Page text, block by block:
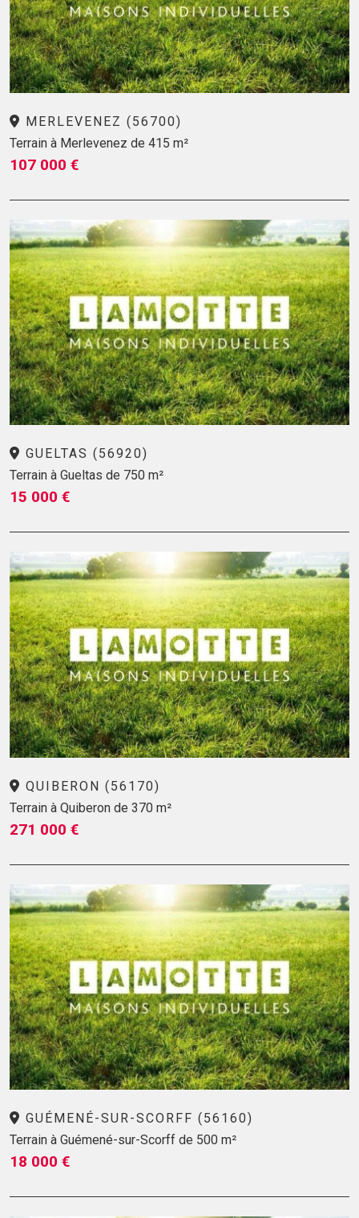
MERLEVENEZ (56700)
Terrain à Merlevenez de 415 m²
107 000 €
GUELTAS (56920)
Terrain à Gueltas de 750 m²
15 000 €
QUIBERON (56170)
Terrain à Quiberon de 370 m²
271 000 €
GUÉMENÉ-SUR-SCORFF (56160)
Terrain à Guémené-sur-Scorff de 500 m²
18 000 €